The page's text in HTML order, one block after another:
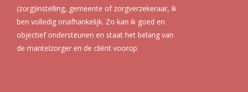
(zorg)instelling, gemeente of zorgverzekeraar, ik
ben volledig onafhankelijk. Zo kan ik goed en
objectief ondersteunen en staat het belang van
de mantelzorger en de cliënt voorop.